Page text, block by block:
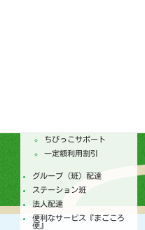
ちびっこサポート
一定額利用割引
グループ（班）配達
ステーション班
法人配達
便利なサービス『まごころ
便』